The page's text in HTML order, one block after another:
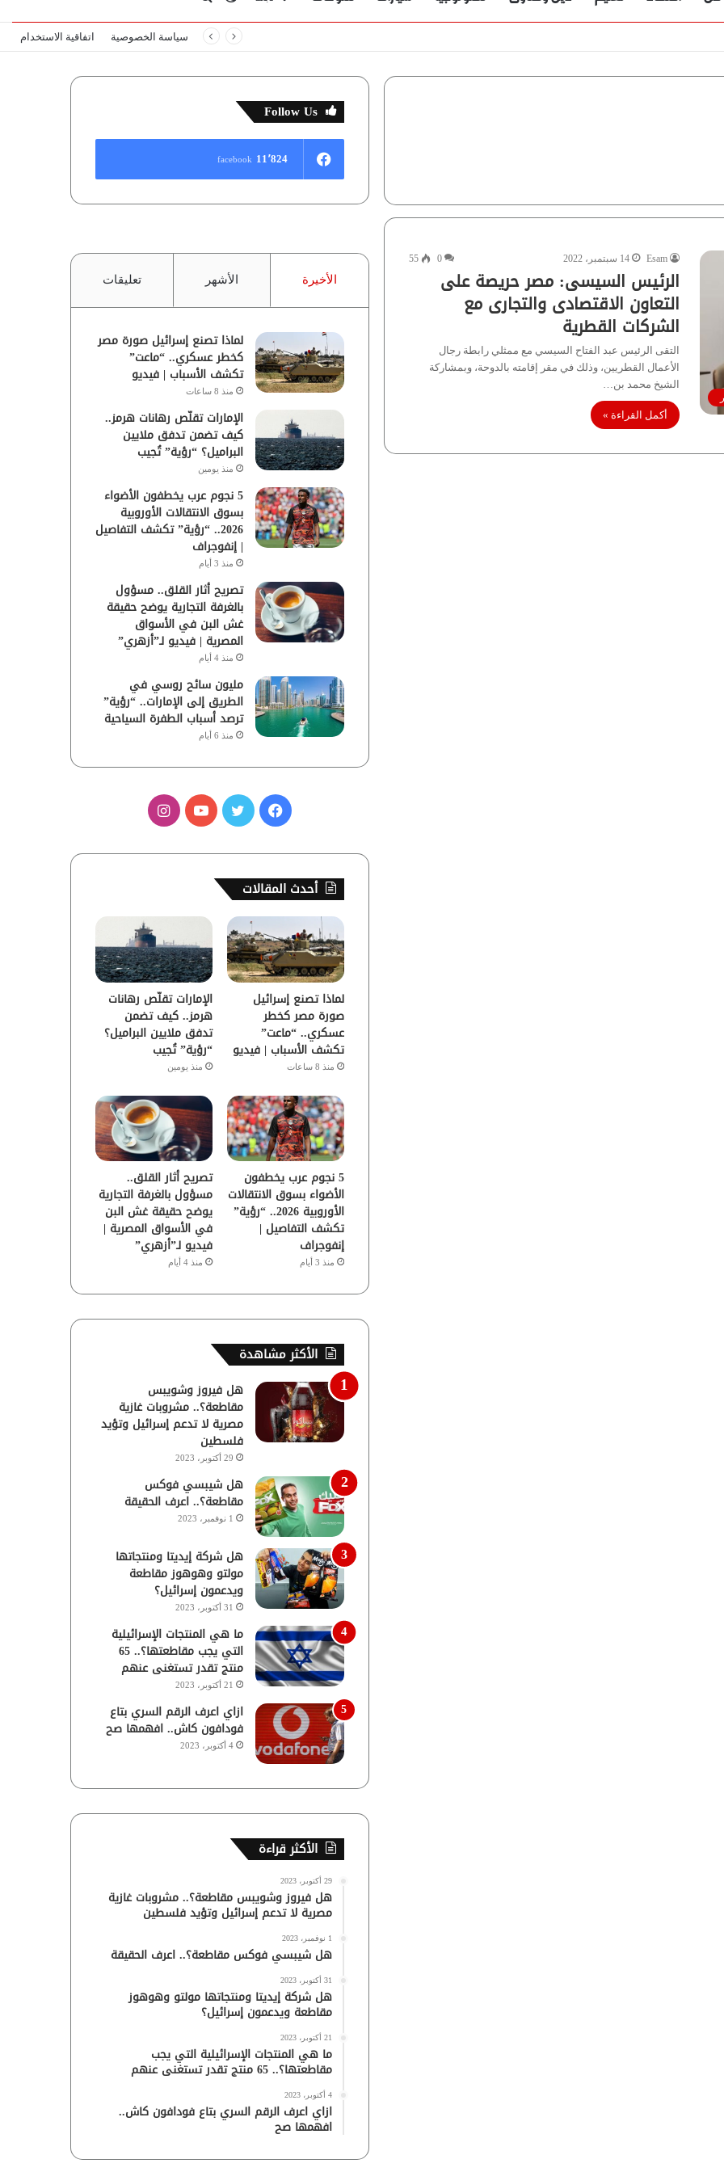
عنالمظلم
سياسة الخصوصية اتفاقية الاستخدام
Esam 14 سبتمبر، 2022 0
55
الرئيس السيسى: مصر حريصة على
التعاون الاقتصادى والتجارى مع
الشركات القطرية
التقى الرئيس عبد الفتاح السيسي مع ممثلي رابطة رجال
الأعمال القطريين، وذلك في مقر إقامته بالدوحة، وبمشاركة
الشيخ محمد بن…
أكمل القراءة »
Follow Us
11٬824 facebook
الأخيرة الأشهر تعليقات
لماذا تصنع إسرائيل صورة مصر
كخطر عسكري.. “ماعت”
تكشف الأسباب | فيديو
منذ 8 ساعات
الإمارات تقلّص رهانات هرمز..
كيف تضمن تدفق ملايين
البراميل؟ “رؤية” تُجيب
منذ يومين
5 نجوم عرب يخطفون الأضواء
بسوق الانتقالات الأوروبية
2026.. “رؤية” تكشف التفاصيل
| إنفوجراف
منذ 3 أيام
تصريح أثار القلق.. مسؤول
بالغرفة التجارية يوضح حقيقة
غش البن في الأسواق
المصرية | فيديو لـ”أزهري”
منذ 4 أيام
مليون سائح روسي في
الطريق إلى الإمارات.. “رؤية”
ترصد أسباب الطفرة السياحية
منذ 6 أيام
ف
س
و
ك
ي
ر
ب
ا
ق
ر
ا
م
أحدث المقالات
لماذا تصنع إسرائيل
صورة مصر كخطر
عسكري.. “ماعت”
تكشف الأسباب | فيديو
منذ 8 ساعات
الإمارات تقلّص رهانات
هرمز.. كيف تضمن
تدفق ملايين البراميل؟
“رؤية” تُجيب
منذ يومين
5 نجوم عرب يخطفون
الأضواء بسوق الانتقالات
الأوروبية 2026.. “رؤية”
تكشف التفاصيل |
إنفوجراف
منذ 3 أيام
تصريح أثار القلق..
مسؤول بالغرفة التجارية
يوضح حقيقة غش البن
في الأسواق المصرية |
فيديو لـ”أزهري”
منذ 4 أيام
الأكثر مشاهدة
هل فيروز وشويبس
مقاطعة؟.. مشروبات غازية
مصرية لا تدعم إسرائيل وتؤيد
فلسطين
29 أكتوبر، 2023
هل شيبسي فوكس
مقاطعة؟.. اعرف الحقيقة
1 نوفمبر، 2023
هل شركة إيديتا ومنتجاتها
مولتو وهوهوز مقاطعة
ويدعمون إسرائيل؟
31 أكتوبر، 2023
ما هي المنتجات الإسرائيلية
التي يجب مقاطعتها؟.. 65
منتج تقدر تستغنى عنهم
21 أكتوبر، 2023
ازاي اعرف الرقم السري بتاع
فودافون كاش.. افهمها صح
4 أكتوبر، 2023
الأكثر قراءة
29 أكتوبر، 2023
هل فيروز وشويبس مقاطعة؟.. مشروبات غازية
مصرية لا تدعم إسرائيل وتؤيد فلسطين
1 نوفمبر، 2023
هل شيبسي فوكس مقاطعة؟.. اعرف الحقيقة
31 أكتوبر، 2023
هل شركة إيديتا ومنتجاتها مولتو وهوهوز
مقاطعة ويدعمون إسرائيل؟
21 أكتوبر، 2023
ما هي المنتجات الإسرائيلية التي يجب
مقاطعتها؟.. 65 منتج تقدر تستغنى عنهم
4 أكتوبر، 2023
ازاي اعرف الرقم السري بتاع فودافون كاش..
افهمها صح